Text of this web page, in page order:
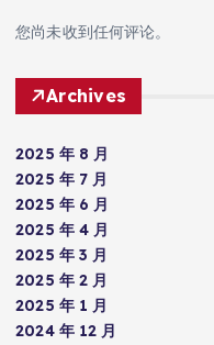
您尚未收到任何评论。
Archives
2025 年 8 月
2025 年 7 月
2025 年 6 月
2025 年 4 月
2025 年 3 月
2025 年 2 月
2025 年 1 月
2024 年 12 月